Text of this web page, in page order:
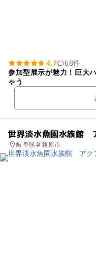
4.7
68件
参加型展示が魅力！巨大
ゃう
世界淡水魚園水族館
岐阜県各務原市